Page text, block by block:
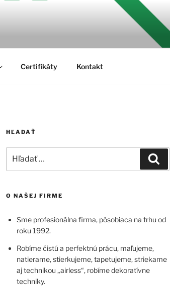
Certifikáty Kontakt
HĽADAŤ
O NAŠEJ FIRME
Sme profesionálna firma, pôsobiaca na trhu od
roku 1992.
Robíme čistú a perfektnú prácu, maľujeme,
natierame, stierkujeme, tapetujeme, striekame
aj technikou „airless“, robíme dekoratívne
techniky.